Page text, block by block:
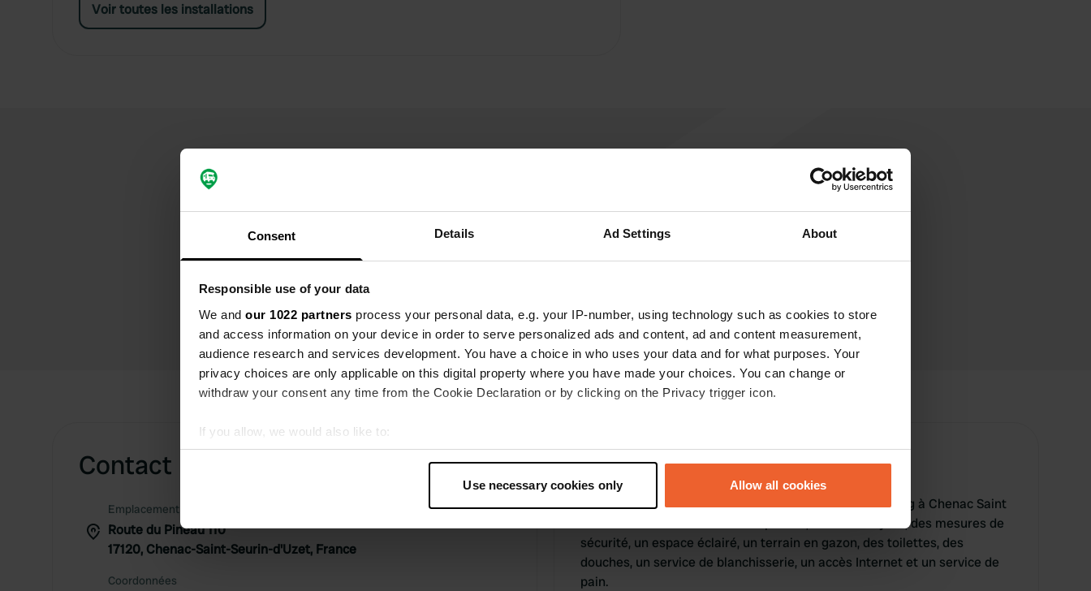
Consent Details Ad Settings About
Responsible use of your data
We and our 1022 partners process your personal data, e.g. your IP-number, using technology such as cookies to store
and access information on your device in order to serve personalized ads and content, ad and content measurement,
audience research and services development. You have a choice in who uses your data and for what purposes. Your
privacy choices are only applicable on this digital property where you have made your choices. You can change or
withdraw your consent any time from the Cookie Declaration or by clicking on the Privacy trigger icon.
If you allow, we would also like to:
Collect information about your geographical location which can be accurate to within several meters
Find out more about how your personal data is processed and set your preferences in the
We use cookies to personalise content and ads, to provide social media features and to analyse our traffic. We also share
information about your use of our site with our social media, advertising and analytics partners who may combine it with
other information that you’ve provided to them or that they’ve collected from your use of their services.
Use necessary cookies only Allow all cookies
Voir toutes les installations
Ajouter un avis
Vous êtes déjà venu ici ? Dites aux autres ce que
vous en pensez.
Contact
Emplacement
Route du Pineau 110
17120, Chenac-Saint-Seurin-d'Uzet, France
Copie
Coordonnées
Information
Le Camping des Vignes est un emplacement de camping à Chenac Saint
Seurin d'Uzet. Le site offre une piscine, une aire de jeux, des mesures de
sécurité, un espace éclairé, un terrain en gazon, des toilettes, des
douches, un service de blanchisserie, un accès Internet et un service de
pain.